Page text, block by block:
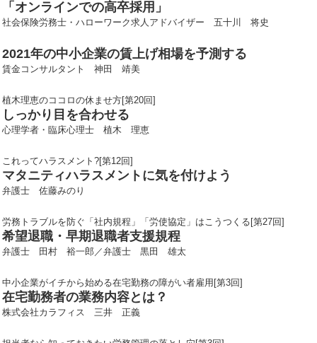
「オンラインでの高卒採用」
社会保険労務士・ハローワーク求人アドバイザー 五十川 将史
2021年の中小企業の賃上げ相場を予測する
賃金コンサルタント 神田 靖美
植木理恵のココロの休ませ方[第20回]
しっかり目を合わせる
心理学者・臨床心理士 植木 理恵
これってハラスメント?[第12回]
マタニティハラスメントに気を付けよう
弁護士 佐藤みのり
労務トラブルを防ぐ「社内規程」「労使協定」はこうつくる[第27回]
希望退職・早期退職者支援規程
弁護士 田村 裕一郎／弁護士 黒田 雄太
中小企業がイチから始める在宅勤務の障がい者雇用[第3回]
在宅勤務者の業務内容とは？
株式会社カラフィス 三井 正義